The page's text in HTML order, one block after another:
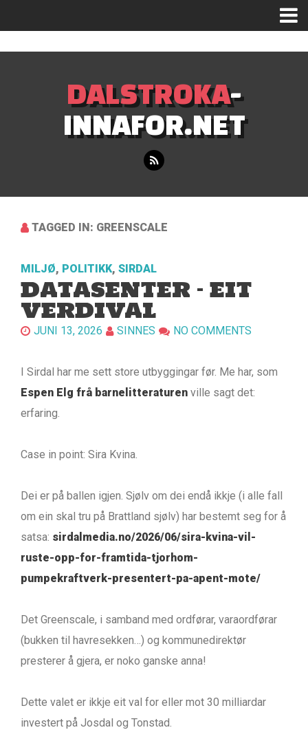
DALSTROKA-
INNAFOR.NET
TAGGED IN: GREENSCALE
MILJØ, POLITIKK, SIRDAL
DATASENTER – EIT
VERDIVAL
JUNI 13, 2026 SINNES NO COMMENTS
I Sirdal har me sett store utbyggingar før. Me har, som
Espen Elg frå barnelitteraturen ville sagt det:
erfaring.
Case in point: Sira Kvina.
Dei er på ballen igjen. Sjølv om dei endå ikkje (i alle fall
om ein skal tru på Brattland sjølv) har bestemt seg for å
satsa: sirdalmedia.no/2026/06/sira-kvina-vil-
ruste-opp-for-framtida-tjorhom-
pumpekraftverk-presentert-pa-apent-mote/
Det Greenscale, i samband med ordførar, varaordførar
(bukken til havresekken…) og kommunedirektør
presterer å gjera, er noko ganske anna!
Dette valet er ikkje eit val for eller mot 30 milliardar
investert på Josdal og Tonstad.